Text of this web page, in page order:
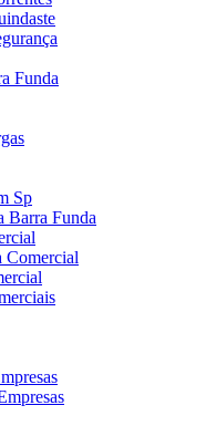
Funda
Sp
Barra Funda
Comercial